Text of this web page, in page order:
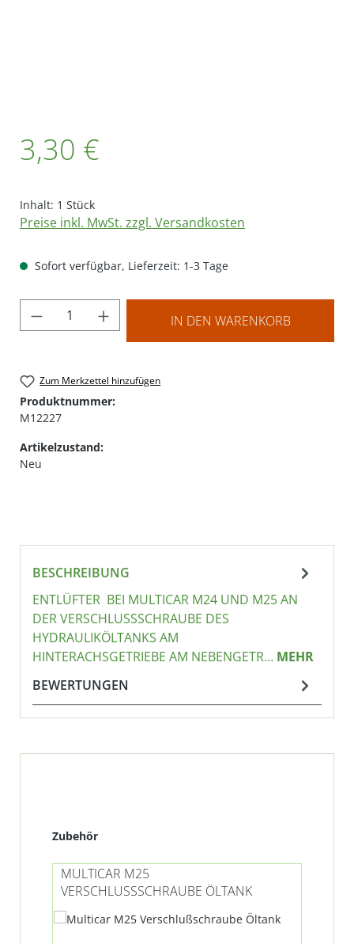
3,30 €
Inhalt: 1 Stück
Preise inkl. MwSt. zzgl. Versandkosten
Sofort verfügbar, Lieferzeit: 1-3 Tage
Produkt Anzahl: Gib den gewünschten
IN DEN WARENKORB
Zum Merkzettel hinzufügen
Produktnummer:
M12227
Artikelzustand:
Neu
BESCHREIBUNG
ENTLÜFTER BEI MULTICAR M24 UND M25 AN
DER VERSCHLUSSSCHRAUBE DES
HYDRAULIKÖLTANKS AM
HINTERACHSGETRIEBE AM NEBENGETR… MEHR
BEWERTUNGEN
Produktgalerie überspringen
Zubehör
MULTICAR M25
VERSCHLUSSSCHRAUBE ÖLTANK